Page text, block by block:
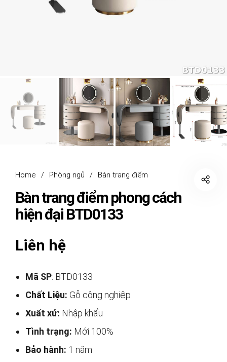
Home / Phòng ngủ / Bàn trang điểm
Bàn trang điểm phong cách
hiện đại BTD0133
Liên hệ
Mã SP: BTD0133
Chất Liệu: Gỗ công nghiệp
Xuất xứ: Nhập khẩu
Tình trạng: Mới 100%
Bảo hành: 1 năm